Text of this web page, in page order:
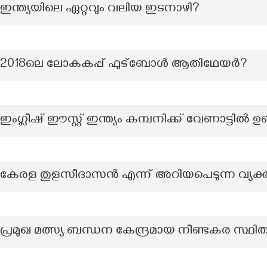
ഇന്ത്യയിലെ ഏറ്റവും വലിയ ഇടനാഴി?
2018ലെ ലോകകപ്പ് ഫുട്‍ബോൾ ആതിഥേയർ?
ഇംഗ്ലീഷ് ഈസ്റ്റ് ഇന്ത്യം കമ്പനിക്ക് വേണാട്ടിൽ
കേരള തുളസീദാസൻ എന്ന് അറിയപെടുന്ന
പ്രമുഖ മത്സ്യ ബന്ധന കേന്ദ്രമായ നീണ്ടകര സ്ഥിതി